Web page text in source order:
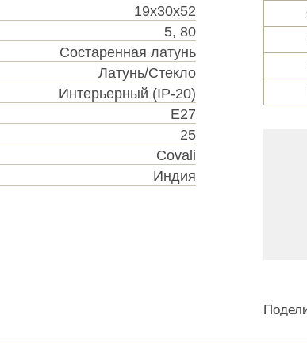
19x30x52
5, 80
Состаренная латунь
Латунь/Стекло
Интерьерный (IP-20)
Е27
25
Covali
Индия